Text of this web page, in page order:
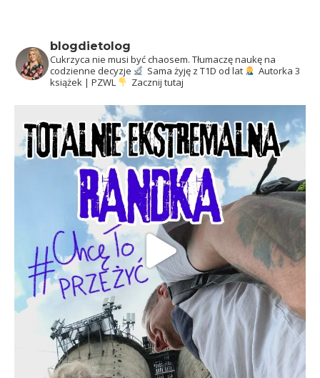
blogdietolog
Cukrzyca nie musi być chaosem. Tłumaczę naukę na
codzienne decyzje
Sama żyję z T1D od lat
Autorka 3
książek | PZWL
Zacznij tutaj